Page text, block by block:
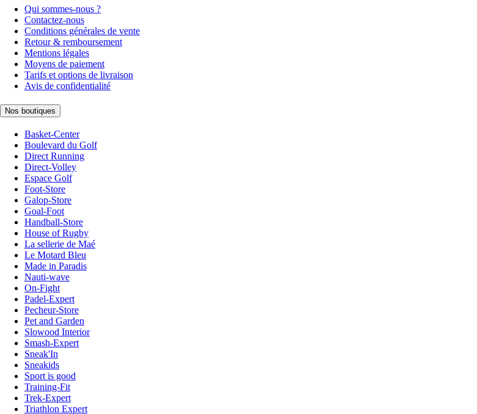
Qui sommes-nous ?
Contactez-nous
Conditions générales de vente
Retour & remboursement
Mentions légales
Moyens de paiement
Tarifs et options de livraison
Avis de confidentialité
Nos boutiques
Basket-Center
Boulevard du Golf
Direct Running
Direct-Volley
Espace Golf
Foot-Store
Galop-Store
Goal-Foot
Handball-Store
House of Rugby
La sellerie de Maé
Le Motard Bleu
Made in Paradis
Nauti-wave
On-Fight
Padel-Expert
Pecheur-Store
Pet and Garden
Slowood Interior
Smash-Expert
Sneak'In
Sneakids
Sport is good
Training-Fit
Trek-Expert
Triathlon Expert